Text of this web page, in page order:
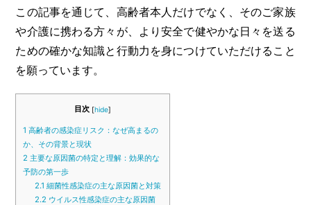
この記事を通じて、高齢者本人だけでなく、そのご家族
や介護に携わる方々が、より安全で健やかな日々を送る
ための確かな知識と行動力を身につけていただけること
を願っています。
目次 [hide]
1 高齢者の感染症リスク：なぜ高まるの
か、その背景と現状
2 主要な原因菌の特定と理解：効果的な
予防の第一歩
2.1 細菌性感染症の主な原因菌と対策
2.2 ウイルス性感染症の主な原因菌